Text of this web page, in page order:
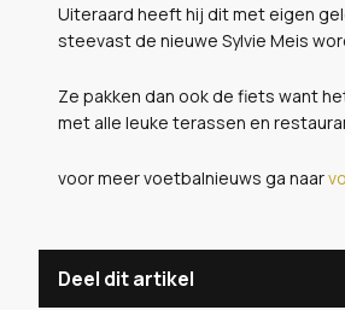
Uiteraard heeft hij dit met eigen
steevast de nieuwe Sylvie Meis
Ze pakken dan ook de fiets want
met alle leuke terassen en
voor meer voetbalnieuws ga naar
Deel dit artikel